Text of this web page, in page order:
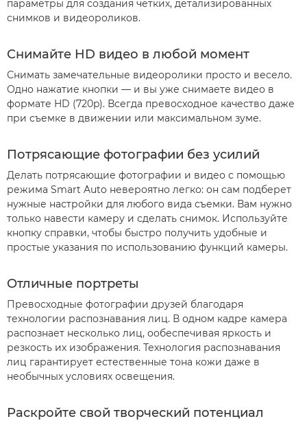
параметры для создания четких, детализированных
снимков и видеороликов.
Снимайте HD видео в любой момент
Снимать замечательные видеоролики просто и весело.
Одно нажатие кнопки — и вы уже снимаете видео в
формате HD (720p). Всегда превосходное качество даже
при съемке в движении или максимальном зуме.
Потрясающие фотографии без усилий
Делать потрясающие фотографии и видео с помощью
режима Smart Auto невероятно легко: он сам подберет
нужные настройки для любого вида съемки. Вам нужно
только навести камеру и сделать снимок. Используйте
кнопку справки, чтобы быстро получить удобные и
простые указания по использованию функций камеры.
Отличные портреты
Превосходные фотографии друзей благодаря
технологии распознавания лиц. В одном кадре камера
распознает несколько лиц, ообеспечивая яркость и
резкость их изображения. Технология распознавания
лиц гарантирует естественные тона кожи даже в
необычных условиях освещения.
Раскройте свой творческий потенциал